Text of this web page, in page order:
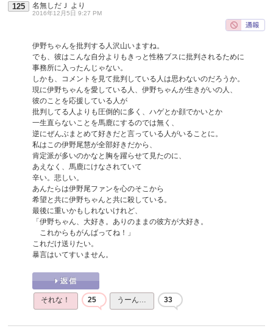
125 名無しだＪ より
2016年12月5日 9:27 PM
伊野ちゃんを批判する人沢山いますね。
でも、彼はこんな自分よりもきっと性格ブスに批判されるために
事務所に入ったんじゃない。
しかも、コメントを見て批判している人は思わないのだろうか。
現に伊野ちゃんを愛している人、伊野ちゃんが生きがいの人、
彼のことを応援している人が
批判してる人よりも圧倒的に多く、ハゲとか顔でかいとか
一生直らないことを馬鹿にするのでは無く、
逆にぜんぶまとめて好きだと言っている人がいることに。
私はこの伊野尾慧が全部好きだから、
肯定派が多いのかなと胸を躍らせて見たのに、
あえなく、馬鹿にけなされていて
辛い。悲しい。
あんたらは伊野尾ファンを心のそこから
希望と共に伊野ちゃんと共に殺している。
最後に重いかもしれないけれど、
「伊野ちゃん、大好き。ありのままの彼方が大好き。
これからもがんばってね！」
これだけ送りたい。
暴言はいてすいません。
それな！ 25 うーん… 33